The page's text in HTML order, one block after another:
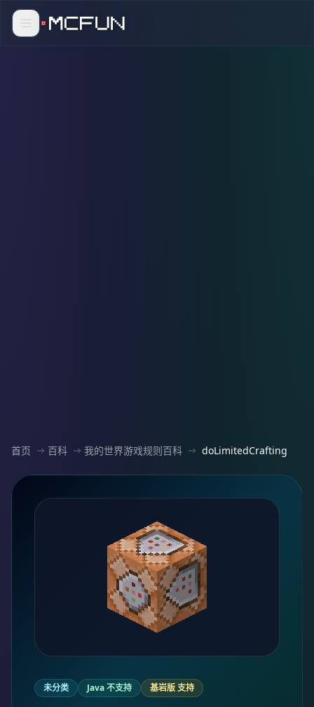
首页 百科 我的世界游戏规则百科 doLimitedCrafting
未分类 Java 不支持 基岩版 支持